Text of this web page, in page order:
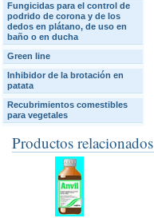
Fungicidas para el control de
podrido de corona y de los
dedos en plátano, de uso en
baño o en ducha
Green line
Inhibidor de la brotación en
patata
Recubrimientos comestibles
para vegetales
Productos relacionados